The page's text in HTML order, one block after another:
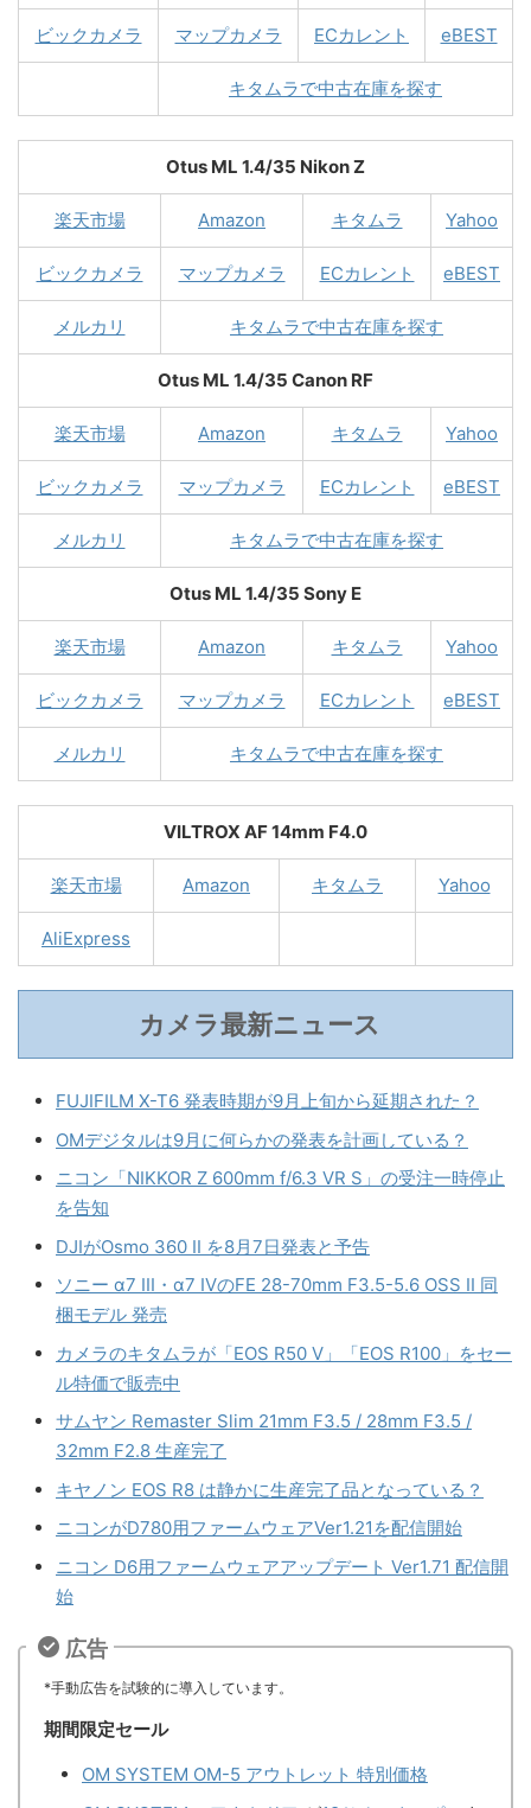
ビックカメラ マップカメラ ECカレント eBEST
キタムラで中古在庫を探す
Otus ML 1.4/35 Nikon Z
楽天市場 Amazon キタムラ Yahoo
ビックカメラ マップカメラ ECカレント eBEST
メルカリ キタムラで中古在庫を探す
Otus ML 1.4/35 Canon RF
楽天市場 Amazon キタムラ Yahoo
ビックカメラ マップカメラ ECカレント eBEST
メルカリ キタムラで中古在庫を探す
Otus ML 1.4/35 Sony E
楽天市場 Amazon キタムラ Yahoo
ビックカメラ マップカメラ ECカレント eBEST
メルカリ キタムラで中古在庫を探す
VILTROX AF 14mm F4.0
楽天市場 Amazon キタムラ Yahoo
AliExpress
カメラ最新ニュース
FUJIFILM X-T6 発表時期が9月上旬から延期された？
OMデジタルは9月に何らかの発表を計画している？
ニコン「NIKKOR Z 600mm f/6.3 VR S」の受注一時停止
を告知
DJIがOsmo 360 II を8月7日発表と予告
ソニー α7 III・α7 IVのFE 28-70mm F3.5-5.6 OSS II 同
梱モデル 発売
カメラのキタムラが「EOS R50 V」「EOS R100」をセー
ル特価で販売中
サムヤン Remaster Slim 21mm F3.5 / 28mm F3.5 /
32mm F2.8 生産完了
キヤノン EOS R8 は静かに生産完了品となっている？
ニコンがD780用ファームウェアVer1.21を配信開始
ニコン D6用ファームウェアアップデート Ver1.71 配信開
始
広告
*手動広告を試験的に導入しています。
期間限定セール
OM SYSTEM OM-5 アウトレット 特別価格